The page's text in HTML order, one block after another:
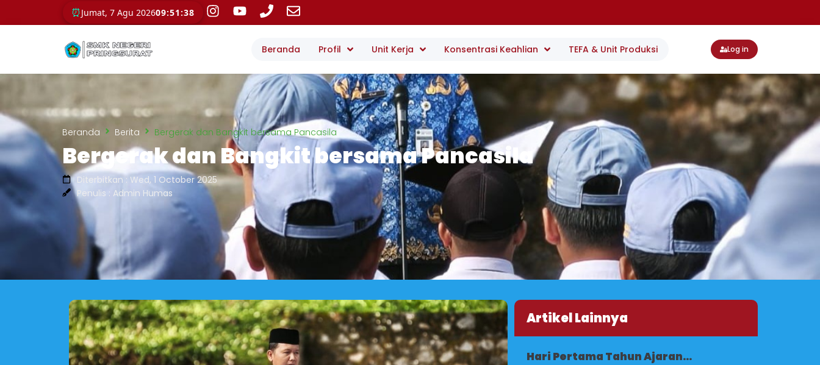
⏰ Jumat, 7 Agu 202609:51:40
Beranda Profil Unit Kerja Konsentrasi Keahlian TEFA & Unit Produksi Log in
Beranda Berita Bergerak dan Bangkit bersama Pancasila
Bergerak dan Bangkit bersama Pancasila
Diterbitkan : Wed, 1 October 2025
Penulis : Admin Humas
Artikel Lainnya
Hari Pertama Tahun Ajaran...